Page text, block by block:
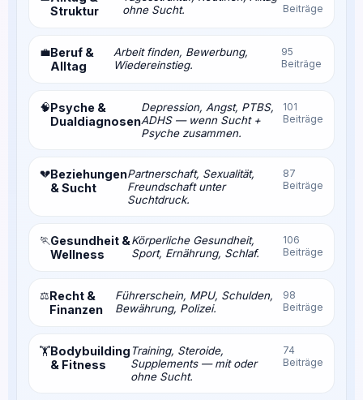
Struktur
ohne Sucht.
Beiträge
💼Beruf &
Alltag
Arbeit finden, Bewerbung,
Wiedereinstieg.
95
Beiträge
🧠Psyche &
Dualdiagnosen
Depression, Angst, PTBS,
ADHS — wenn Sucht +
Psyche zusammen.
101
Beiträge
💔Beziehungen
& Sucht
Partnerschaft, Sexualität,
Freundschaft unter
Suchtdruck.
87
Beiträge
🏃Gesundheit &
Wellness
Körperliche Gesundheit,
Sport, Ernährung, Schlaf.
106
Beiträge
⚖️Recht &
Finanzen
Führerschein, MPU, Schulden,
Bewährung, Polizei.
98
Beiträge
🏋️Bodybuilding
& Fitness
Training, Steroide,
Supplements — mit oder
ohne Sucht.
74
Beiträge